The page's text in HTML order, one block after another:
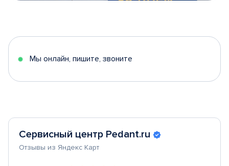
5
Мы онлайн, пишите, звоните
Сервисный центр Pedant.ru
Отзывы из Яндекс Карт